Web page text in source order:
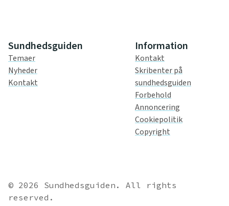
Sundhedsguiden
Temaer
Nyheder
Kontakt
Information
Kontakt
Skribenter på
sundhedsguiden
Forbehold
Annoncering
Cookiepolitik
Copyright
© 2026 Sundhedsguiden. All rights
reserved.